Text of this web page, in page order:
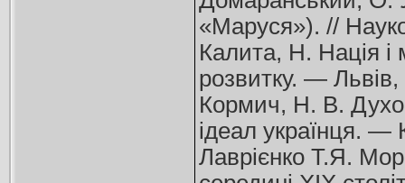
«Маруся»). //
Калита, Н. Нація і
розвитку. —
Кормич, Н. В.
ідеал українця.
Лаврієнко Т.Я.